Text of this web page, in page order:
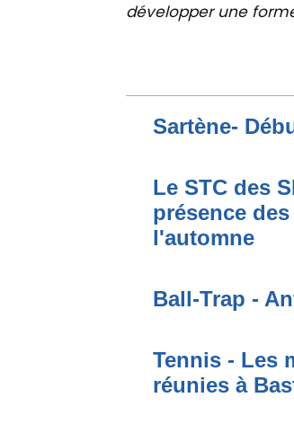
développer une
Sartène-
Le STC des
présence
l'automne
Ball-Trap -
Tennis - Les
réunies à